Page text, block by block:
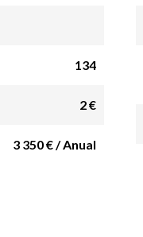
134
2 €
3 350 € / Anual